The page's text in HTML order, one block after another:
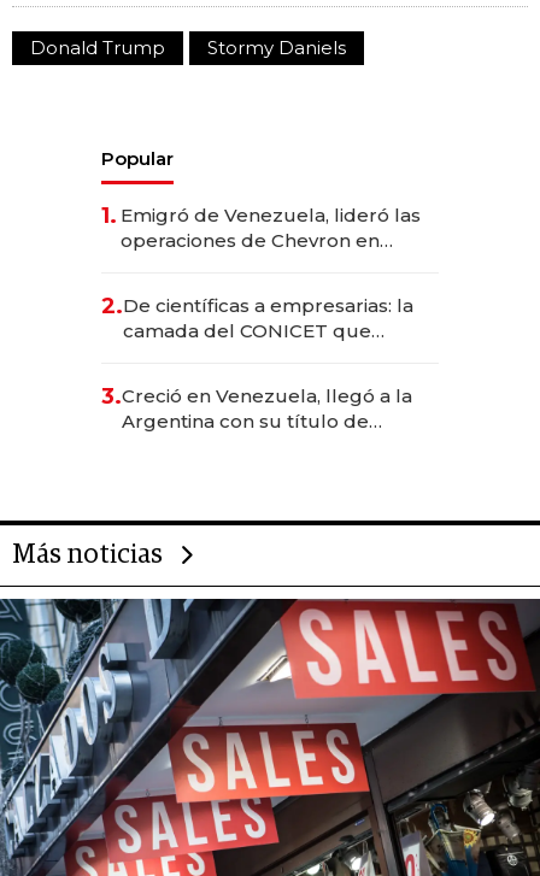
Donald Trump Stormy Daniels
Popular
1. Emigró de Venezuela, lideró las
operaciones de Chevron en
2.De científicas a empresarias: la
camada del CONICET que
3.Creció en Venezuela, llegó a la
Argentina con su título de
Más noticias